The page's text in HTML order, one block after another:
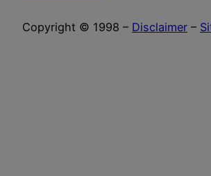
Copyright © 1998 – Disclaimer –